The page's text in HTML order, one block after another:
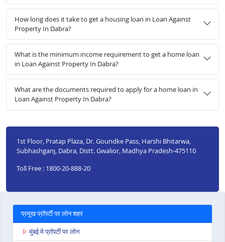
How long does it take to get a housing loan in Loan Against
Property In Dabra?
What is the minimum income requirement to get a home loan
in Loan Against Property In Dabra?
What are the documents required to apply for a home loan in
Loan Against Property In Dabra?
1st Floor, Pratap Plaza, Dr. Goundke Pass, Harshi Bhitarwa,
Subhashganj, Dabra, Distt. Gwalior, Madhya Pradesh-475110
Toll Free : 1800-20-888-20
प्रमुख प्रॉपर्टी पर लोन शहर
मुंबई मे प्रॉपर्टी पर लोन